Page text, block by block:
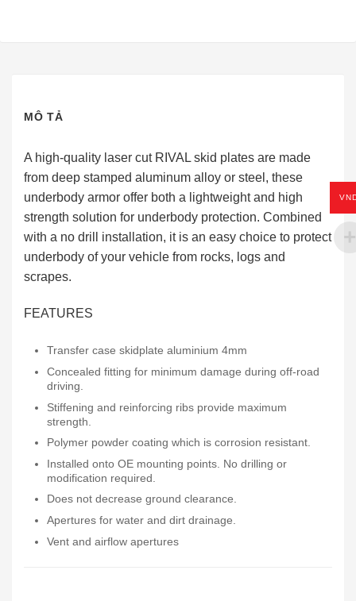
MÔ TẢ
A high-quality laser cut RIVAL skid plates are made
from deep stamped aluminum alloy or steel, these
underbody armor offer both a lightweight and high
strength solution for underbody protection. Combined
with a no drill installation, it is an easy choice to protect
underbody of your vehicle from rocks, logs and
scrapes.
FEATURES
Transfer case skidplate aluminium 4mm
Concealed fitting for minimum damage during off-road
driving.
Stiffening and reinforcing ribs provide maximum
strength.
Polymer powder coating which is corrosion resistant.
Installed onto OE mounting points. No drilling or
modification required.
Does not decrease ground clearance.
Apertures for water and dirt drainage.
Vent and airflow apertures